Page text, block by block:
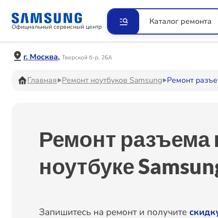
Официальный сервисный центр
Каталог ремонта
г. Москва, Тверской б-р, 26А
Главная Ремонт ноутбуков Samsung Ремонт
Ремонт разъема
ноутбуке
Запишитесь на ремонт и получите
Ремонт Видеокамер
Ремонт Наушников
Ремонт Холодильников